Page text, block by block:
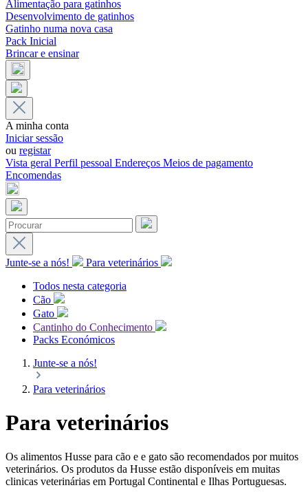
Alimentação para gatinhos
Desenvolvimento de gatinhos
Gatinho numa nova casa
Pack Inicial
Brincar e ensinar
A minha conta
Iniciar sessão
ou registar
Vista geral Perfil pessoal Endereços Meios de pagamento
Encomendas
Junte-se a nós!
Para veterinários
Todos nesta categoria
Cão
Gato
Cantinho do Conhecimento
Packs Económicos
Junte-se a nós!
Para veterinários
Para veterinários
Os alimentos Husse para cão e e gato são recomendados por muitos
veterinários. Os produtos da Husse estão disponíveis em muitas
clinicas veterinárias em Portugal Continental e Ilhas Portuguesas.